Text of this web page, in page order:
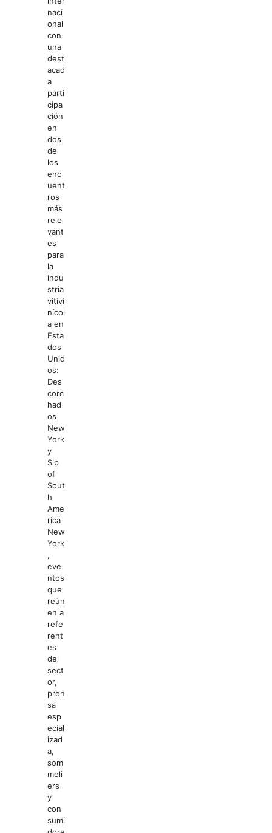
naci
onal
con
una
dest
acad
a
parti
cipa
ción
en
dos
de
los
enc
uent
ros
más
rele
vant
es
para
la
indu
stria
vitivi
nícol
a en
Esta
dos
Unid
os:
Des
corc
had
os
New
York
y
Sip
of
Sout
h
Ame
rica
New
York
,
eve
ntos
que
reún
en a
refe
rent
es
del
sect
or,
pren
sa
esp
ecial
izad
a,
som
meli
ers
y
con
sumi